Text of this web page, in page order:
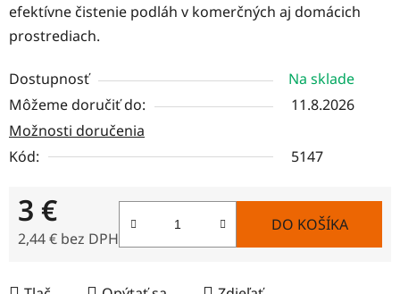
efektívne čistenie podláh v komerčných aj domácich
prostrediach.
Dostupnosť
Na sklade
Môžeme doručiť do:
11.8.2026
Možnosti doručenia
Kód:
5147
3 €
2,44 € bez DPH
DO KOŠÍKA